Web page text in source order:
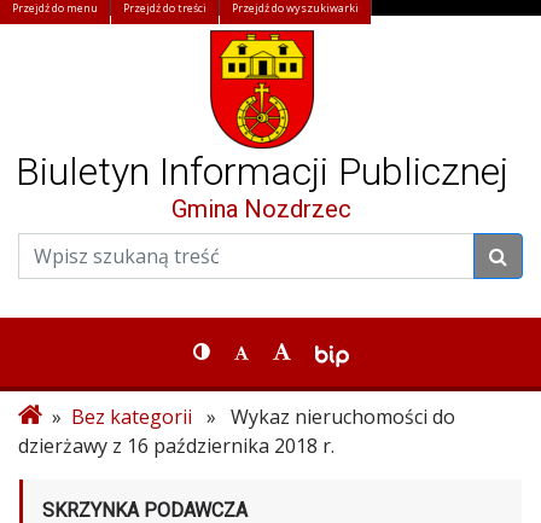
Przejdź do menu Przejdź do treści Przejdź do wyszukiwarki
Biuletyn Informacji Publicznej
Gmina Nozdrzec
» Bez kategorii » Wykaz nieruchomości do
dzierżawy z 16 października 2018 r.
SKRZYNKA PODAWCZA